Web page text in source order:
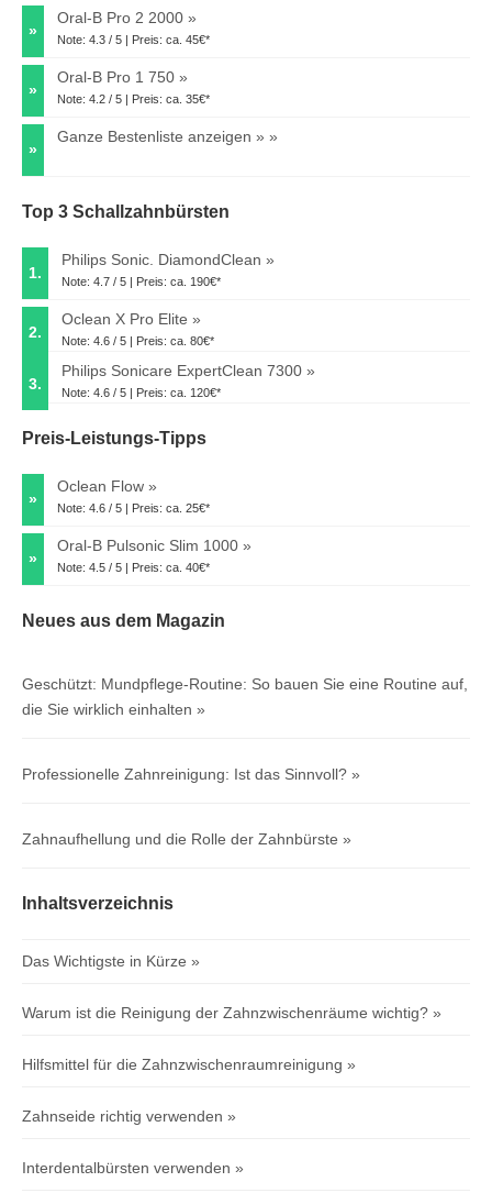
»
Oral-B Pro 2 2000
Note: 4.3 / 5 | Preis: ca. 45€*
»
Oral-B Pro 1 750
Note: 4.2 / 5 | Preis: ca. 35€*
»
Ganze Bestenliste anzeigen »
Top 3 Schallzahnbürsten
1.
Philips Sonic. DiamondClean
Note: 4.7 / 5 | Preis: ca. 190€*
2.
Oclean X Pro Elite
Note: 4.6 / 5 | Preis: ca. 80€*
3.
Philips Sonicare ExpertClean 7300
Note: 4.6 / 5 | Preis: ca. 120€*
Preis-Leistungs-Tipps
»
Oclean Flow
Note: 4.6 / 5 | Preis: ca. 25€*
»
Oral-B Pulsonic Slim 1000
Note: 4.5 / 5 | Preis: ca. 40€*
Neues aus dem Magazin
Geschützt: Mundpflege-Routine: So bauen Sie eine Routine auf,
die Sie wirklich einhalten
Professionelle Zahnreinigung: Ist das Sinnvoll?
Zahnaufhellung und die Rolle der Zahnbürste
Inhaltsverzeichnis
Das Wichtigste in Kürze
Warum ist die Reinigung der Zahnzwischenräume wichtig?
Hilfsmittel für die Zahnzwischenraumreinigung
Zahnseide richtig verwenden
Interdentalbürsten verwenden